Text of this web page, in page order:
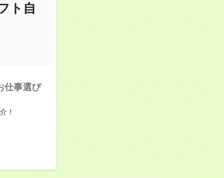
ト自
仕事選び
！